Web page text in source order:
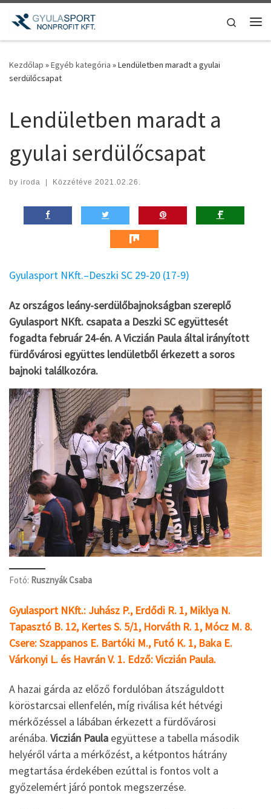
Teljes tartalom megjelenítése
Search
Kezdőlap »Egyéb kategória »Lendületben maradt a gyulai
serdülőcsapat
Lendületben maradt a
gyulai serdülőcsapat
by iroda | Közzétéve 2021.02.26.
Gyulasport NKft.–Deszki SC 29-20 (17-9)
Az országos leány-serdülőbajnokságban szereplő
Gyulasport NKft. csapata a Deszki SC együttesét
fogadta február 24-én. A Viczián Paula által irányított
fürdővárosi együttes lendületből érkezett a soros
bajnoki találkozóra.
Fotó: Rusznyák Csaba
Gyulasport NKft.: Juhász P., Erdődi R. 1, Miklya N.
Tapasztó B. 12, Kertes S. 5/1, Horváth R. 1, Mócz M. 8.
Csere: Szappanos E. Bartóki M., Futó K. 1, Baka E.
Várkonyi L. és Havrán V. 1. Edző: Viczián Paula.
A hazai gárda az előző fordulóban átszáguldott
köröstarcsai ellenfelén, míg riválisa két hétvégi
mérkőzéssel a lábában érkezett a fürdővárosi
arénába. Viczián Paula együttese a tabella második
helyéről várta a mérkőzést, a kétpontos hátrány
megtartása érdekében ezúttal is fontos volt a
győzelemért járó pontok megszerzése.